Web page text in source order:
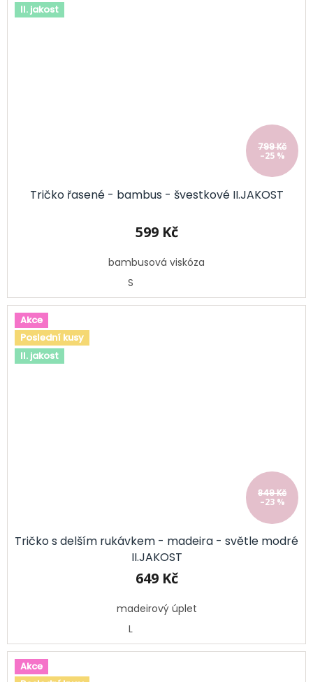
II. jakost
799 Kč
–25 %
Tričko řasené - bambus - švestkové II.JAKOST
599 Kč
bambusová viskóza
S
Akce
Poslední kusy
II. jakost
849 Kč
–23 %
Tričko s delším rukávkem - madeira - světle modré
II.JAKOST
649 Kč
madeirový úplet
L
Akce